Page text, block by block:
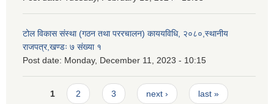
टोल विकास संस्था (गठन तथा पररचालन) काययविधि, २०८०,स्थानीय
राजपत्र,खण्डः ७ संख्या १
Post date: Monday, December 11, 2023 - 10:15
Pages
1 2 3 next › last »